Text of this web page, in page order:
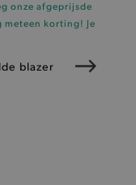
onze afgeprijsde
meteen korting! Je